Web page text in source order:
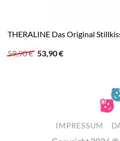
THERALINE Das Original
59,90€ Ursprünglicher
Preis
53,90€Aktueller
IMPRESSUM